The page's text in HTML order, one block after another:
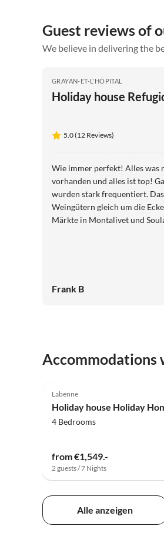
Guest reviews of
We believe in delivering the
GRAYAN-ET-L'HÔPITAL
Holiday house
5.0 (12 Reviews)
Wie immer perfekt! Alles was
vorhanden und alles ist top!
wurden stark frequentiert.
Weingütern gleich um die Ecke. Nicht zu vergessen
Märkte in Montalivet und
Frank B
Accommodations
Labenne
Holiday house Holiday
4 Bedrooms
from €1,549.-
2 guests / 7 Nights
Alle anzeigen